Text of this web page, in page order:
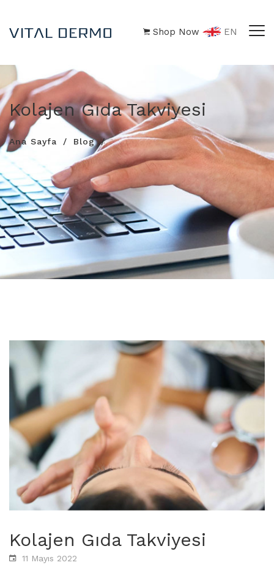
Shop Now EN
Kolajen Gıda Takviyesi
Ana Sayfa Blog
Kolajen Gıda Takviyesi
11 Mayıs 2022